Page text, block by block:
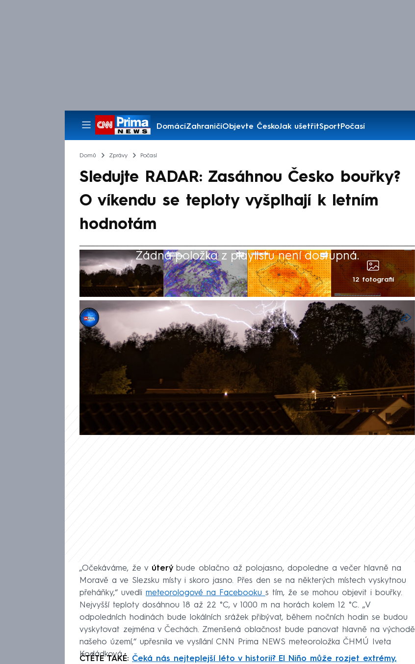
DomácíZahraničíObjevte ČeskoJak ušetřitSportPočasí
Pořady
Domů Zprávy Počasí
Sledujte RADAR: Zasáhnou Česko bouřky?
O víkendu se teploty vyšplhají k letním
hodnotám
Žádná položka z playlistu není dostupná.
12 fotografií
CNN Prima NEWS
19. kvě 2026, 08:46
Do Česka mohou v úterý a ve středu dorazit bouřky, varovali v
předpovědi počasí meteorologové z Českého hydrometeorologického
ústavu. Během celého týdne však bude teplo, o víkendu se teploty
vyšplhají dokonce až ke třiceti stupňům.
„Očekáváme, že v úterý bude oblačno až polojasno, dopoledne a večer hlavně na
Moravě a ve Slezsku místy i skoro jasno. Přes den se na některých místech vyskytnou
přeháňky,“ uvedli meteorologové na Facebooku s tím, že se mohou objevit i bouřky.
Nejvyšší teploty dosáhnou 18 až 22 °C, v 1000 m na horách kolem 12 °C. „V
odpoledních hodinách bude lokálních srážek přibývat, během nočních hodin se budou
vyskytovat zejména v Čechách. Zmenšená oblačnost bude panovat hlavně na východě
našeho území,“ upřesnila ve vysílání CNN Prima NEWS meteoroložka ČHMÚ Iveta
Kodádková.
ČTĚTE TAKÉ: Čeká nás nejteplejší léto v historii? El Niño může rozjet extrémy,